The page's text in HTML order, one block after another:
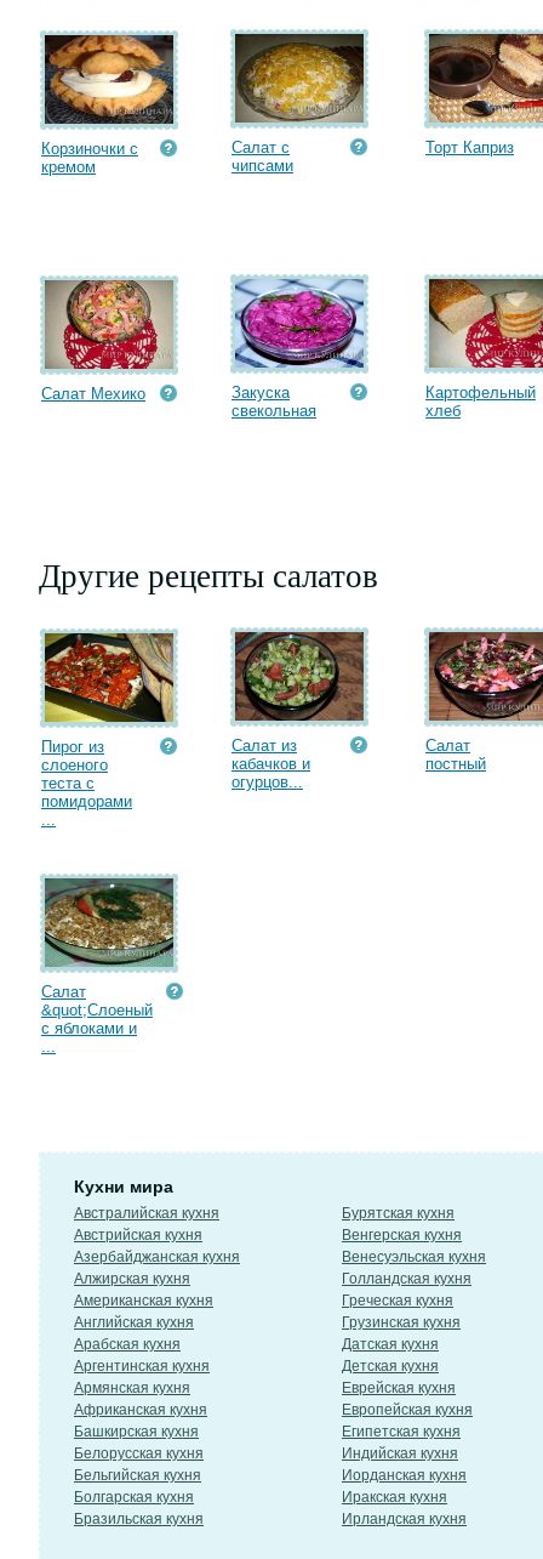
Корзиночки с
кремом
Салат с
чипсами
Торт Каприз
Салат Мехико
Закуска
свекольная
Картофельный
хлеб
Другие рецепты салатов
Пирог из
слоеного
теста с
помидорами
...
Салат из
кабачков и
огурцов...
Салат
постный
Салат
&quot;Слоеный
с яблоками и
...
Кухни мира
Австралийская кухня
Австрийская кухня
Азербайджанская кухня
Алжирская кухня
Американская кухня
Английская кухня
Арабская кухня
Аргентинская кухня
Армянская кухня
Африканская кухня
Башкирская кухня
Белорусская кухня
Бельгийская кухня
Болгарская кухня
Бразильская кухня
Бурятская кухня
Венгерская кухня
Венесуэльская кухня
Голландская кухня
Греческая кухня
Грузинская кухня
Датская кухня
Детская кухня
Еврейская кухня
Европейская кухня
Египетская кухня
Индийская кухня
Иорданская кухня
Иракская кухня
Ирландская кухня